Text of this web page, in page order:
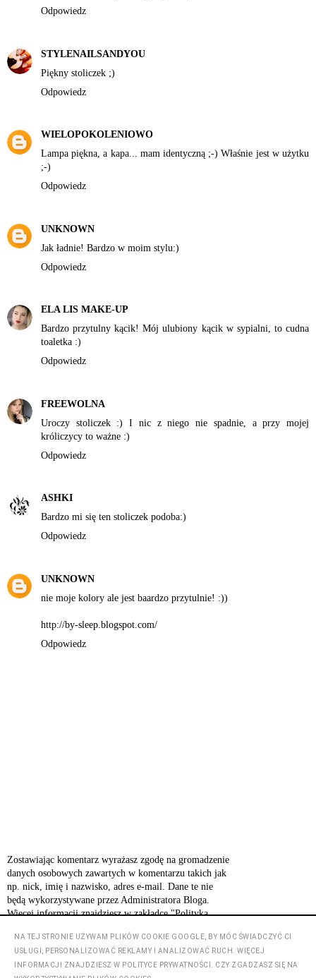
Odpowiedz
STYLENAILSANDYOU
Piękny stoliczek ;)
Odpowiedz
WIELOPOKOLENIOWO
Lampa piękna, a kapa... mam identyczną ;-) Właśnie jest w użytku
;-)
Odpowiedz
UNKNOWN
Jak ładnie! Bardzo w moim stylu:)
Odpowiedz
ELA LIS MAKE-UP
Bardzo przytulny kącik! Mój ulubiony kącik w sypialni, to cudna
toaletka :)
Odpowiedz
FREEWOLNA
Uroczy stoliczek :) I nic z niego nie spadnie, a przy mojej
króliczycy to ważne :)
Odpowiedz
ASHKI
Bardzo mi się ten stoliczek podoba:)
Odpowiedz
UNKNOWN
nie moje kolory ale jest baardzo przytulnie! :))
http://by-sleep.blogspot.com/
Odpowiedz
Zostawiając komentarz wyrażasz zgodę na gromadzenie
danych osobowych zawartych w komentarzu takich jak
np. nick, imię i nazwisko, adres e-mail. Dane te nie
będą wykorzystywane przez Administratora Bloga.
Więcej informacji znajdziesz w zakładce "Polityka
‹ ›
NA TEJ STRONIE UŻYWAM PLIKÓW COOKIE GOOGLE, BY MÓC ŚWIADCZYĆ CI
USŁUGI, PERSONALIZOWAĆ REKLAMY I ANALIZOWAĆ RUCH. WIĘCEJ
INFORMACJI ZNAJDZIESZ W POLITYCE PRYWATNOŚCI. CZY ZGADZASZ SIĘ NA